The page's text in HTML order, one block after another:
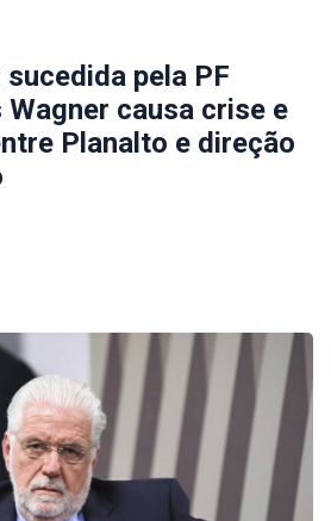
sucedida pela PF
causa crise e
Planalto e direção